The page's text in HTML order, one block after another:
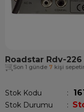
Roadstar Rdv-
Son 1 günde 7 kişi
Stok Kodu
Stok Durumu :